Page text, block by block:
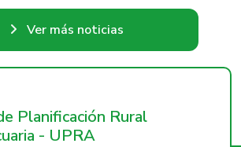
Ver más noticias
Planificación Rural
- UPRA